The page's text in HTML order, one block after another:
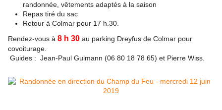
randonnée, vêtements adaptés à la saison
Repas tiré du sac
Retour à Colmar pour 17 h.30.
Rendez-vous à 8 h 30 au parking Dreyfus de Colmar pour
covoiturage.
Guides : Jean-Paul Gulmann (06 80 18 78 65) et Pierre Wiss.